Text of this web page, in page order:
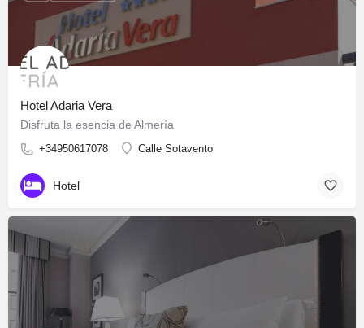
Hotel Adaria Vera
Disfruta la esencia de Almería
+34950617078 Calle Sotavento
Hotel